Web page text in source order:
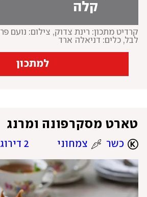
קלה
קרדיט מתכון: רינת צדוק,
לבל, כלים: דניאלה ארד
למתכון
טארט מסקרפונה ומרנג
כשר צמחוני 2 דירוגים